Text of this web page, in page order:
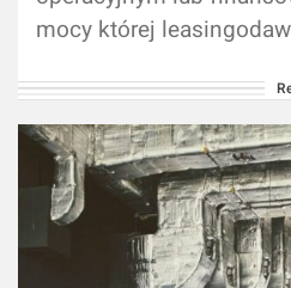
mocy której
określonego aktywa (w